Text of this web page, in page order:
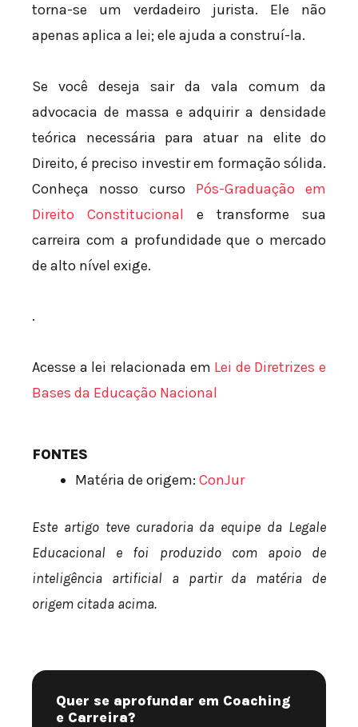
torna-se um verdadeiro jurista. Ele não
apenas aplica a lei; ele ajuda a construí-la.
Se você deseja sair da vala comum da
advocacia de massa e adquirir a densidade
teórica necessária para atuar na elite do
Direito, é preciso investir em formação sólida.
Conheça nosso curso Pós-Graduação em
Direito Constitucional e transforme sua
carreira com a profundidade que o mercado
de alto nível exige.
.
Acesse a lei relacionada em Lei de Diretrizes e
Bases da Educação Nacional
FONTES
Matéria de origem: ConJur
Este artigo teve curadoria da equipe da Legale
Educacional e foi produzido com apoio de
inteligência artificial a partir da matéria de
origem citada acima.
Quer se aprofundar em Coaching
e Carreira?